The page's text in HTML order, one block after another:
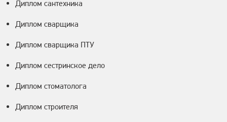
Диплом сантехника
Диплом сварщика
Диплом сварщика ПТУ
Диплом сестринское дело
Диплом стоматолога
Диплом строителя